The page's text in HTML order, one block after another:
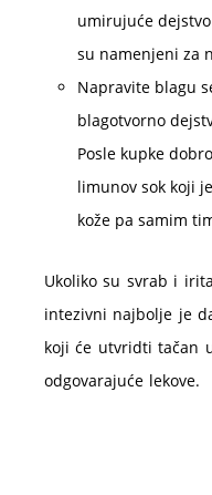
umirujuće
su namenjeni za
Napravite blagu
blagotvorno
Posle kupke
limunov sok koji
kože pa samim
Ukoliko su svrab i
intezivni najbolje je
koji će utvridti tačan
odgovarajuće lekove.